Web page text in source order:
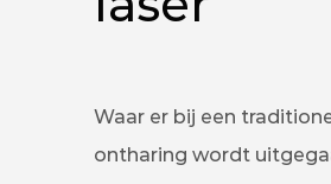
Waar er bij een
ontharing wordt